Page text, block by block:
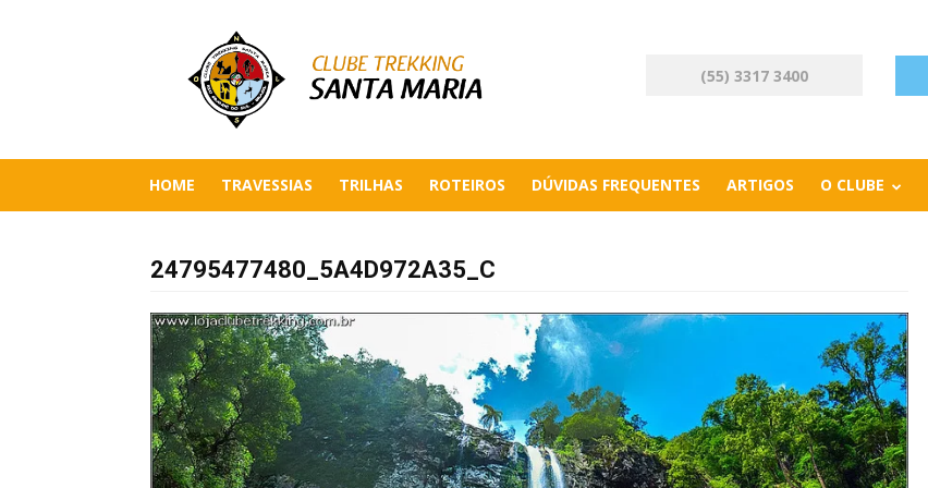
(55) 3317 3400
HOME TRAVESSIAS TRILHAS ROTEIROS DÚVIDAS FREQUENTES ARTIGOS O CLUBE
24795477480_5A4D972A35_C